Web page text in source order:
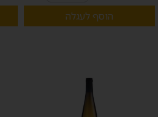
הוסף לעגלה